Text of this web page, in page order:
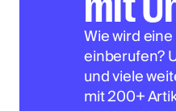
Wie wird
einberufen?
und viele
mit 200+